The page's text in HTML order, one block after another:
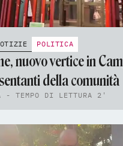
POLITICA
nuovo vertice in
della comunità
- TEMPO DI LETTURA 2'